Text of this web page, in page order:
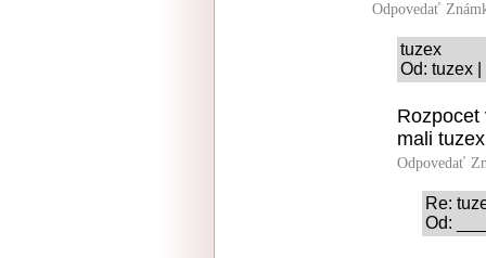
Odpovedať
tuzex
Od: tuzex
Rozpocet
mali
Odpovedať
Re:
Od: